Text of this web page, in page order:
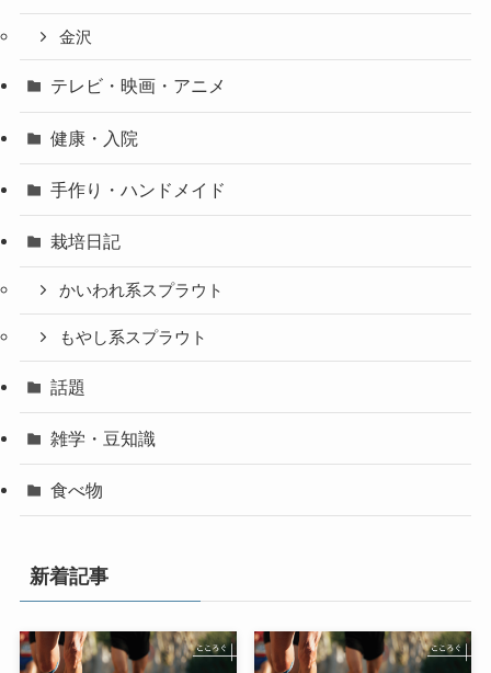
金沢
テレビ・映画・アニメ
健康・入院
手作り・ハンドメイド
栽培日記
かいわれ系スプラウト
もやし系スプラウト
話題
雑学・豆知識
食べ物
新着記事